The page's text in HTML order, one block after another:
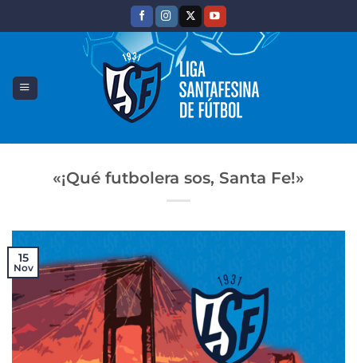
«¡Qué futbolera sos, Santa Fe!»
15
Nov